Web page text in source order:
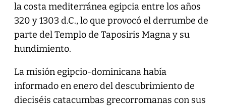
la costa mediterránea egipcia entre los años
320 y 1303 d.C., lo que provocó el derrumbe de
parte del Templo de Taposiris Magna y su
hundimiento.
La misión egipcio-dominicana había
informado en enero del descubrimiento de
dieciséis catacumbas grecorromanas con sus